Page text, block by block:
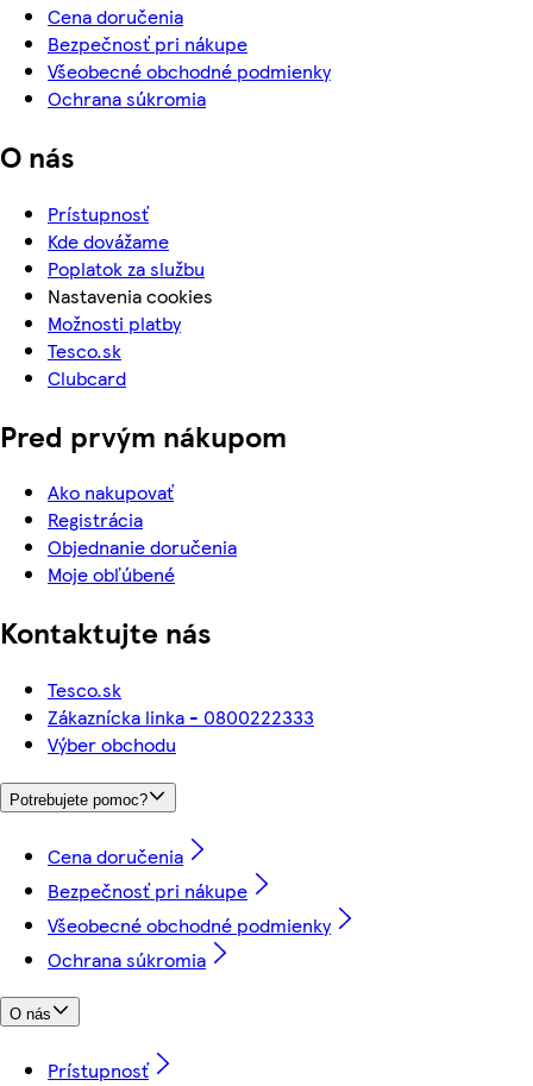
Cena doručenia
Bezpečnosť pri nákupe
Všeobecné obchodné podmienky
Ochrana súkromia
O nás
Prístupnosť
Kde dovážame
Poplatok za službu
Nastavenia cookies
Možnosti platby
Tesco.sk
Clubcard
Pred prvým nákupom
Ako nakupovať
Registrácia
Objednanie doručenia
Moje obľúbené
Kontaktujte nás
Tesco.sk
Zákaznícka linka - 0800222333
Výber obchodu
Potrebujete pomoc?
Cena doručenia
Bezpečnosť pri nákupe
Všeobecné obchodné podmienky
Ochrana súkromia
O nás
Prístupnosť